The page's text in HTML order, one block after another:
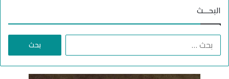
ل
س
ا
ن
البحـــث
ا
ح